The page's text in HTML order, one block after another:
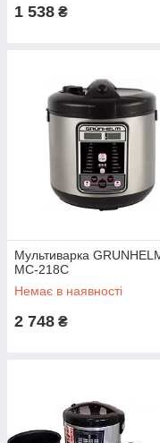
1 538 ₴
Мультиварка
MC-218С
Немає в наявності
2 748 ₴